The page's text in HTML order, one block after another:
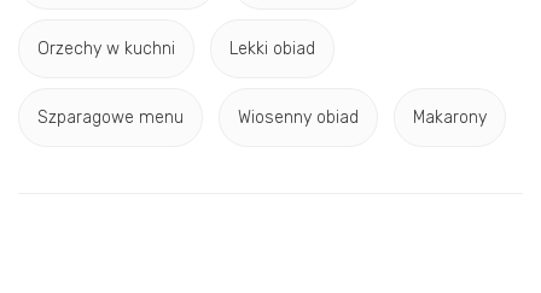
Orzechy w kuchni Lekki obiad
Szparagowe menu Wiosenny obiad Makarony